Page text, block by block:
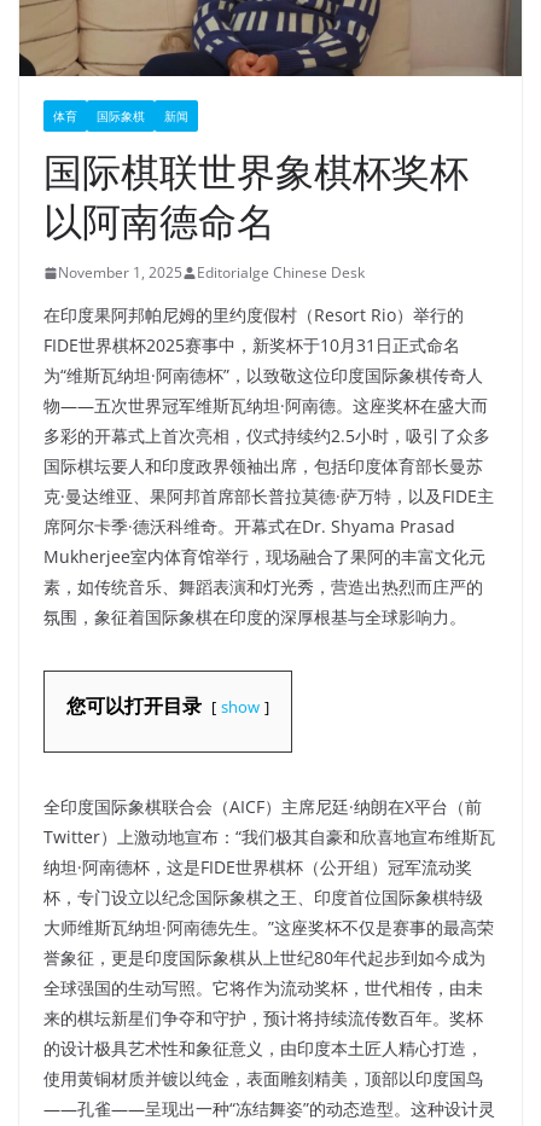
体育 国际象棋 新闻
国际棋联世界象棋杯奖杯
以阿南德命名
November 1, 2025 Editorialge Chinese Desk
在印度果阿邦帕尼姆的里约度假村（Resort Rio）举行的
FIDE世界棋杯2025赛事中，新奖杯于10月31日正式命名
为“维斯瓦纳坦·阿南德杯”，以致敬这位印度国际象棋传奇人
物——五次世界冠军维斯瓦纳坦·阿南德。这座奖杯在盛大而
多彩的开幕式上首次亮相，仪式持续约2.5小时，吸引了众多
国际棋坛要人和印度政界领袖出席，包括印度体育部长曼苏
克·曼达维亚、果阿邦首席部长普拉莫德·萨万特，以及FIDE主
席阿尔卡季·德沃科维奇。开幕式在Dr. Shyama Prasad
Mukherjee室内体育馆举行，现场融合了果阿的丰富文化元
素，如传统音乐、舞蹈表演和灯光秀，营造出热烈而庄严的
氛围，象征着国际象棋在印度的深厚根基与全球影响力。​
您可以打开目录 show
全印度国际象棋联合会（AICF）主席尼廷·纳朗在X平台（前
Twitter）上激动地宣布：“我们极其自豪和欣喜地宣布维斯瓦
纳坦·阿南德杯，这是FIDE世界棋杯（公开组）冠军流动奖
杯，专门设立以纪念国际象棋之王、印度首位国际象棋特级
大师维斯瓦纳坦·阿南德先生。”这座奖杯不仅是赛事的最高荣
誉象征，更是印度国际象棋从上世纪80年代起步到如今成为
全球强国的生动写照。它将作为流动奖杯，世代相传，由未
来的棋坛新星们争夺和守护，预计将持续流传数百年。奖杯
的设计极具艺术性和象征意义，由印度本土匠人精心打造，
使用黄铜材质并镀以纯金，表面雕刻精美，顶部以印度国鸟
——孔雀——呈现出一种“冻结舞姿”的动态造型。这种设计灵